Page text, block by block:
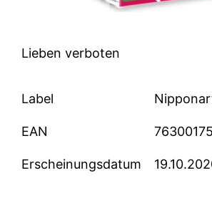
Lieben verboten
Label
EAN
Erscheinungsdatum